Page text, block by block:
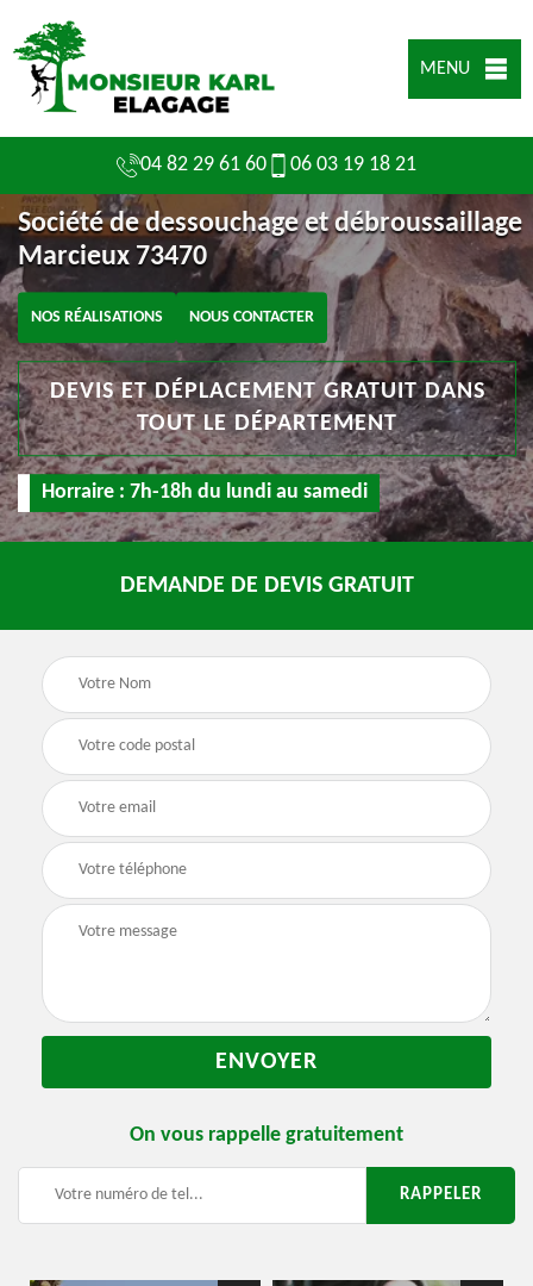
MENU
04 82 29 61 60 06 03 19 18 21
Société de dessouchage et débroussaillage
Marcieux 73470
NOS RÉALISATIONS NOUS CONTACTER
DEVIS ET DÉPLACEMENT GRATUIT DANS
TOUT LE DÉPARTEMENT
Horraire : 7h-18h du lundi au samedi
DEMANDE DE DEVIS GRATUIT
On vous rappelle gratuitement